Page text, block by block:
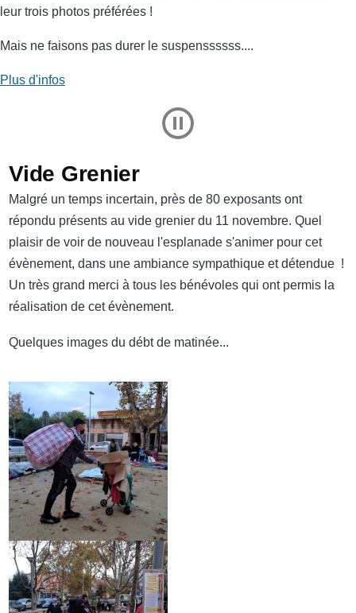
leur trois photos préférées !
Mais ne faisons pas durer le suspenssssss....
Plus d'infos
Play and Stop Slideshow
Vide Grenier
Malgré un temps incertain, près de 80 exposants ont
répondu présents au vide grenier du 11 novembre. Quel
plaisir de voir de nouveau l'esplanade s'animer pour cet
évènement, dans une ambiance sympathique et détendue !
Un très grand merci à tous les bénévoles qui ont permis la
réalisation de cet évènement.
Quelques images du débt de matinée...